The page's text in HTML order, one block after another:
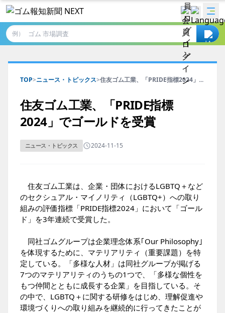
例）
TOP>ニュース・トピックス>住友ゴム工業、「PRIDE指標2024」...
住友ゴム工業、「PRIDE指標
2024」でゴールドを受賞
ニュース・トピックス 2024-11-15
住友ゴム工業は、企業・団体におけるLGBTQ＋など
のセクシュアル・マイノリティ（LGBTQ+）への取り
組みの評価指標「PRIDE指標2024」において「ゴール
ド」を3年連続で受賞した。
同社ゴムグループは企業理念体系｢Our Philosophy｣
を体現するために、マテリアリティ（重要課題）を特
定している。「多様な人材」は同社グループが掲げる
7つのマテリアリティのうちの1つで、「多様な個性を
もつ仲間とともに成長する企業」を目指している。そ
の中で、LGBTQ＋に関する研修をはじめ、理解促進や
環境づくりへの取り組みを継続的に行ってきたことが